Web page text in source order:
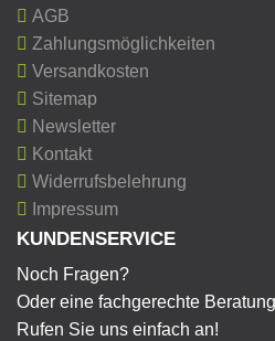
AGB
Zahlungsmöglichkeiten
Versandkosten
Sitemap
Newsletter
Kontakt
Widerrufsbelehrung
Impressum
KUNDENSERVICE
Noch Fragen?
Oder eine fachgerechte
Rufen Sie uns einfach an!